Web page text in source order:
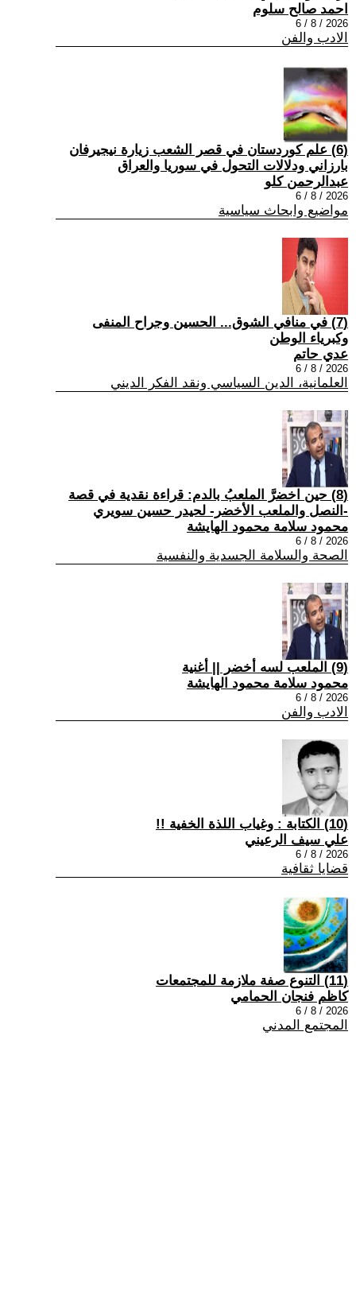
احمد صالح سلوم
2026 / 8 / 6
الادب والفن
(6) علم كوردستان في قصر الشعب زيارة نيجيرفان
بارزاني ودلالات التحول في سوريا والعراق
عبدالرحمن كلو
2026 / 8 / 6
مواضيع وابحاث سياسية
(7) في منافي الشوق... الحسين وجراح المنفى
وكبرياء الوطن
عدي حاتم
2026 / 8 / 6
العلمانية، الدين السياسي ونقد الفكر الديني
(8) حين اخضرَّ الملعبُ بالدم: قراءة نقدية في قصة
-النصل والملعب الأخضر- لحيدر حسين سويري
محمود سلامة محمود الهايشة
2026 / 8 / 6
الصحة والسلامة الجسدية والنفسية
(9) الملعب لسه أخضر || أغنية
محمود سلامة محمود الهايشة
2026 / 8 / 6
الادب والفن
(10) الكتابة : وغياب اللذة الخفية !!
علي سيف الرعيني
2026 / 8 / 6
قضايا ثقافية
(11) التنوع صفة ملازمة للمجتمعات
كاظم فنجان الحمامي
2026 / 8 / 6
المجتمع المدني